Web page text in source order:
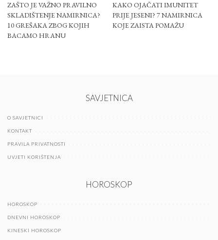
ZAŠTO JE VAŽNO PRAVILNO
SKLADIŠTENJE NAMIRNICA?
10 GREŠAKA ZBOG KOJIH
BACAMO HRANU
KAKO OJAČATI IMUNITET
PRIJE JESENI? 7 NAMIRNICA
KOJE ZAISTA POMAŽU
SAVJETNICA
O SAVJETNICI
KONTAKT
PRAVILA PRIVATNOSTI
UVJETI KORIŠTENJA
HOROSKOP
HOROSKOP
DNEVNI HOROSKOP
KINESKI HOROSKOP